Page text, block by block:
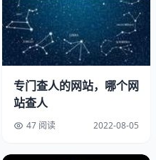
时候也是可以变化间的任何
龙，麒麟，白象等神兽一样
在地上原来的时候也曾经是
过大好事儿而被天界破格赐
呵，不配提啊。1984天上
专门查人的网站，哪个网
站查人
47 阅读 2022-08-05